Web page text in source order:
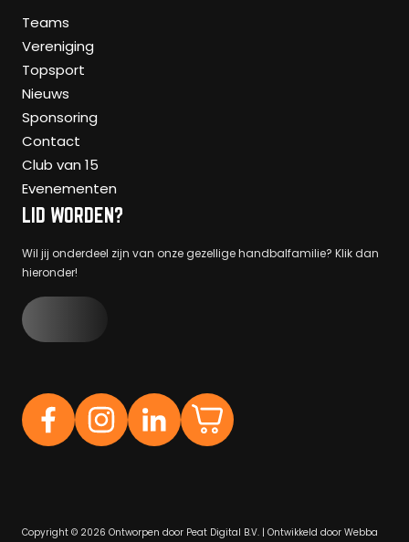
Teams
Vereniging
Topsport
Nieuws
Sponsoring
Contact
Club van 15
Evenementen
LID WORDEN?
Wil jij onderdeel zijn van onze gezellige handbalfamilie? Klik dan
hieronder!
Copyright © 2026 Ontworpen door Peat Digital B.V. | Ontwikkeld door Webba